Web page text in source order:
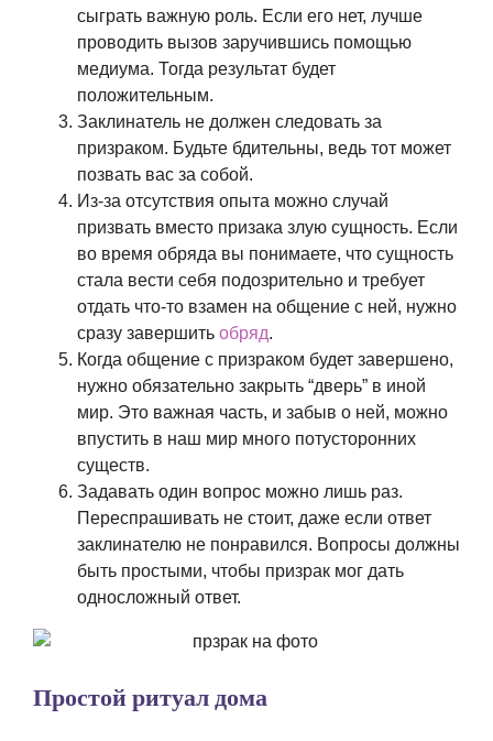
сыграть важную роль. Если его нет, лучше
проводить вызов заручившись помощью
медиума. Тогда результат будет
положительным.
Заклинатель не должен следовать за
призраком. Будьте бдительны, ведь тот может
позвать вас за собой.
Из-за отсутствия опыта можно случай
призвать вместо призака злую сущность. Если
во время обряда вы понимаете, что сущность
стала вести себя подозрительно и требует
отдать что-то взамен на общение с ней, нужно
сразу завершить обряд.
Когда общение с призраком будет завершено,
нужно обязательно закрыть “дверь” в иной
мир. Это важная часть, и забыв о ней, можно
впустить в наш мир много потусторонних
существ.
Задавать один вопрос можно лишь раз.
Переспрашивать не стоит, даже если ответ
заклинателю не понравился. Вопросы должны
быть простыми, чтобы призрак мог дать
односложный ответ.
Простой ритуал дома